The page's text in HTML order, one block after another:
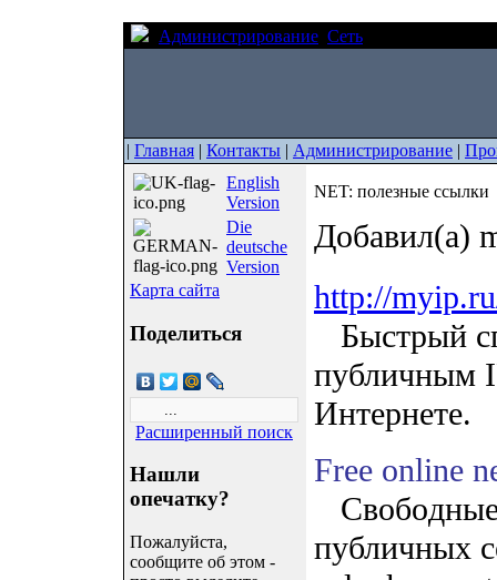
Администрирование Сеть
| Главная | Контакты | Администрирование |
English
Version
Die
deutsche
Version
Карта сайта
Поделиться
Расширенный поиск
Нашли
опечатку?
Пожалуйста,
сообщите об этом -
NET: полезные ссылки
Добавил(а)
http://
Быcтpый
пyбличным
Интepнeтe.
Free online
пyбличныx